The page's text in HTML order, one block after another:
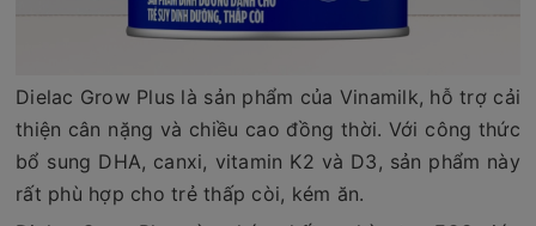
Dielac Grow Plus là sản phẩm của Vinamilk, hỗ trợ cải
thiện cân nặng và chiều cao đồng thời. Với công thức
bổ sung DHA, canxi, vitamin K2 và D3, sản phẩm này
rất phù hợp cho trẻ thấp còi, kém ăn.